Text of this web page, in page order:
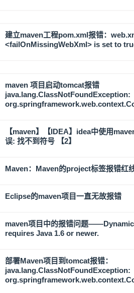
建立maven工程pom.xml报错：
<failOnMissingWebXml> is set to
maven 项目启动tomcat报错
java.lang.ClassNotFoundException:
【maven】【IDEA】idea中使用
误: 找不到符号 【2】
Maven：Maven的project标签报错红
Eclipse的maven项目一直无故报错
maven项目中的报错问题
requires Java 1.6 or newer.
部署Maven项目到tomcat报错：
java.lang.ClassNotFoundException: